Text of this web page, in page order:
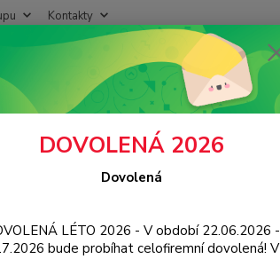
Kontakty
Hledat
Baterie Xiaomi Redmi Note 8 Pro
8 Pro
DOVOLENÁ 2026
Dovolená
LÉTO 2026 - V období 22.06.2026 -
bude probíhat celofiremní dovolená! V